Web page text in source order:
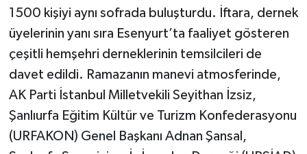
1500 kişiyi aynı sofrada buluşturdu. İftara, dernek
üyelerinin yanı sıra Esenyurt’ta faaliyet gösteren
çeşitli hemşehri derneklerinin temsilcileri de
davet edildi. Ramazanın manevi atmosferinde,
AK Parti İstanbul Milletvekili Seyithan İzsiz,
Şanlıurfa Eğitim Kültür ve Turizm Konfederasyonu
(URFAKON) Genel Başkanı Adnan Şansal,